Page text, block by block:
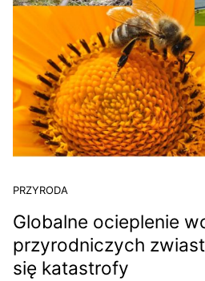
PRZYRODA
Globalne ocieplenie
przyrodniczych
się katastrofy